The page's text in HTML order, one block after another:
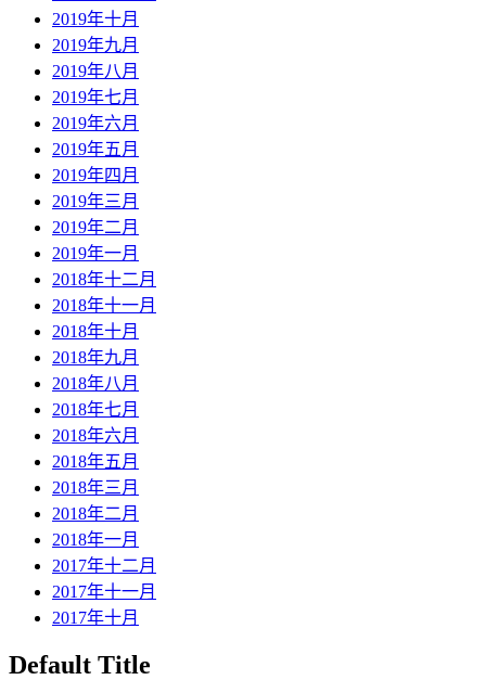
2019年十月
2019年九月
2019年八月
2019年七月
2019年六月
2019年五月
2019年四月
2019年三月
2019年二月
2019年一月
2018年十二月
2018年十一月
2018年十月
2018年九月
2018年八月
2018年七月
2018年六月
2018年五月
2018年三月
2018年二月
2018年一月
2017年十二月
2017年十一月
2017年十月
Default Title